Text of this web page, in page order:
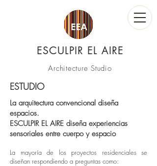
ESCULPIR EL AIRE
Architecture Studio
ESTUDIO
La arquitectura convencional diseña
espacios.
ESCULPIR EL AIRE diseña experiencias
sensoriales entre cuerpo y espacio
​La mayoría de los proyectos residenciales se
diseñan respondiendo a preguntas como: